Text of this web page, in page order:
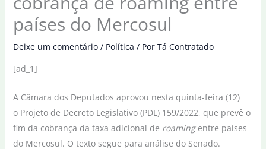
países do Mercosul
Deixe um comentário / Política / Por Tá Contratado
[ad_1]
A Câmara dos Deputados aprovou nesta quinta-feira (12)
o Projeto de Decreto Legislativo (PDL) 159/2022, que prevê o
fim da cobrança da taxa adicional de roamingentre países
do Mercosul. O texto segue para análise do Senado.